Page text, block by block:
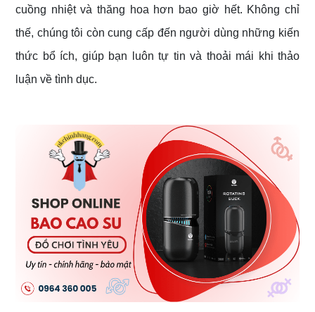
cuồng nhiệt và thăng hoa hơn bao giờ hết. Không chỉ
thế, chúng tôi còn cung cấp đến người dùng những kiến
thức bổ ích, giúp bạn luôn tự tin và thoải mái khi thảo
luận về tình dục.